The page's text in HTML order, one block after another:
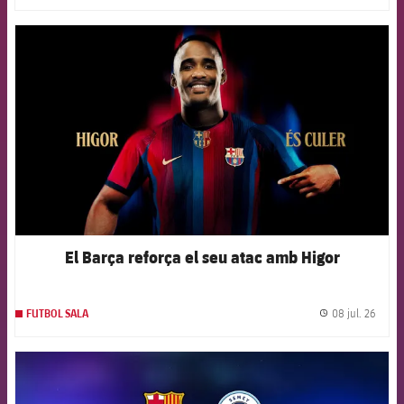
FCB Barcelona badge
El Barça reforça el seu atac amb Higor
FUTBOL SALA 08 jul. 26